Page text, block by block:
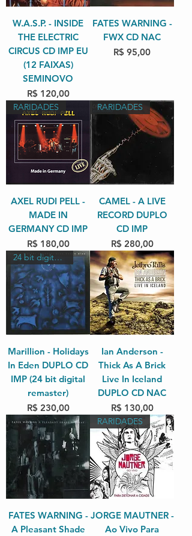
W.A.S.P. - INSIDE
THE ELECTRIC
CIRCUS CD IMP EU
(12 FAIXAS)
SEMINOVO
Preço
R$ 120,00
FATES WARNING -
FWX CD NAC
Preço
R$ 95,00
RARIDADES
AXEL RUDI PELL -
MADE IN
GERMANY CD IMP
Preço
R$ 180,00
RARIDADES
CAMEL - A LIVE
RECORD DUPLO
CD IMP
Preço
R$ 280,00
24 bit digital remaster
Marillion - Holidays
In Eden DUPLO CD
IMP (24 bit digital
remaster)
Preço
R$ 230,00
Ian Anderson -
Thick As A Brick
Live In Iceland
DUPLO CD NAC
Preço
R$ 130,00
FATES WARNING -
A Pleasant Shade
RARIDADES
JORGE MAUTNER -
Ao Vivo Para